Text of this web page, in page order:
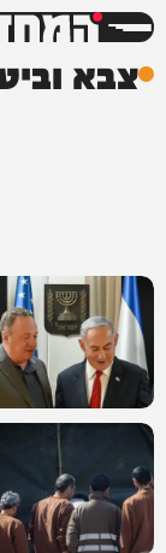
המחדש
צבא
חדשות